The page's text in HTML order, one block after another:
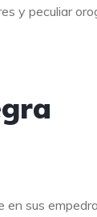
y peculiar
en sus